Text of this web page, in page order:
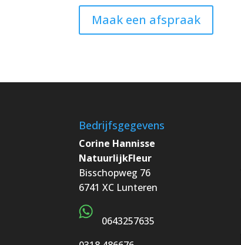
Maak een afspraak
Bedrijfsgegevens
Corine Hannisse
NatuurlijkFleur
Bisschopweg 76
6741 XC Lunteren
0643257635